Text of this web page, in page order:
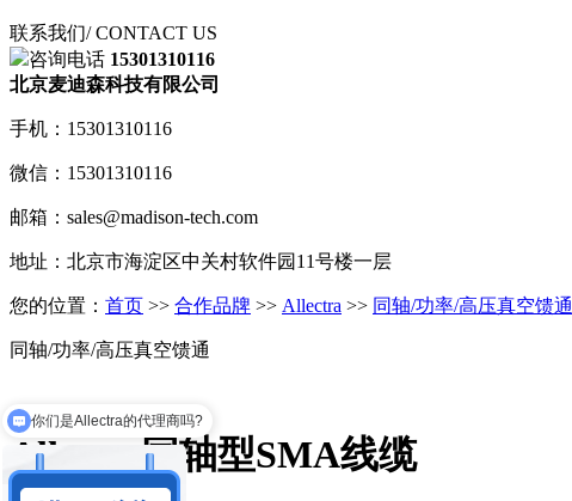
联系我们/ CONTACT US
咨询电话 15301310116
北京麦迪森科技有限公司
手机：15301310116
微信：15301310116
邮箱：sales@madison-tech.com
地址：北京市海淀区中关村软件园11号楼一层
您的位置： 首页 >> 合作品牌 >> Allectra >> 同轴/功率/高压真空馈通
同轴/功率/高压真空馈通
Allectra同轴型SMA线缆
你们可以做狭缝系统吗？